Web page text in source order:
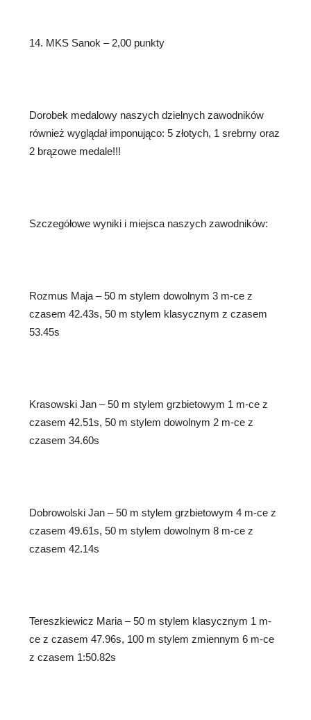
14. MKS Sanok – 2,00 punkty
Dorobek medalowy naszych dzielnych zawodników
również wyglądał imponująco: 5 złotych, 1 srebrny oraz
2 brązowe medale!!!
Szczegółowe wyniki i miejsca naszych zawodników:
Rozmus Maja – 50 m stylem dowolnym 3 m-ce z
czasem 42.43s, 50 m stylem klasycznym z czasem
53.45s
Krasowski Jan – 50 m stylem grzbietowym 1 m-ce z
czasem 42.51s, 50 m stylem dowolnym 2 m-ce z
czasem 34.60s
Dobrowolski Jan – 50 m stylem grzbietowym 4 m-ce z
czasem 49.61s, 50 m stylem dowolnym 8 m-ce z
czasem 42.14s
Tereszkiewicz Maria – 50 m stylem klasycznym 1 m-
ce z czasem 47.96s, 100 m stylem zmiennym 6 m-ce
z czasem 1:50.82s